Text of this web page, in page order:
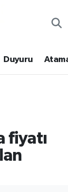
Duyuru
fiyatı